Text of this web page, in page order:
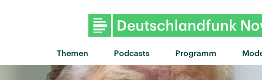
Themen Podcasts Programm